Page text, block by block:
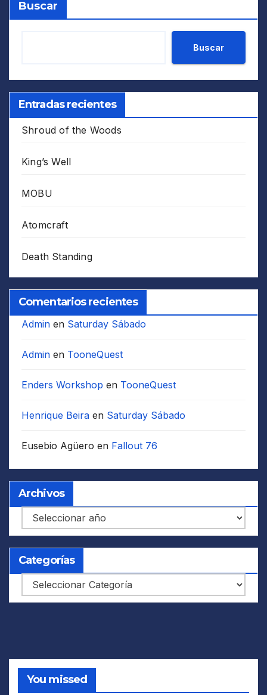
Buscar
Buscar
Entradas recientes
Shroud of the Woods
King’s Well
MOBU
Atomcraft
Death Standing
Comentarios recientes
Admin en Saturday Sábado
Admin en TooneQuest
Enders Workshop en TooneQuest
Henrique Beira en Saturday Sábado
Eusebio Agüero en Fallout 76
Archivos
Archivos
Categorías
Categorías
You missed